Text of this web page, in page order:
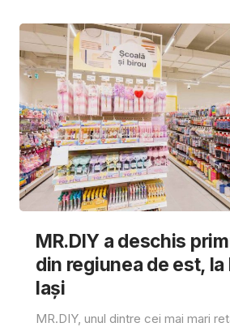
MR.DIY a deschis
din regiunea de est, la
Iași
MR.DIY, unul dintre cei mai mari